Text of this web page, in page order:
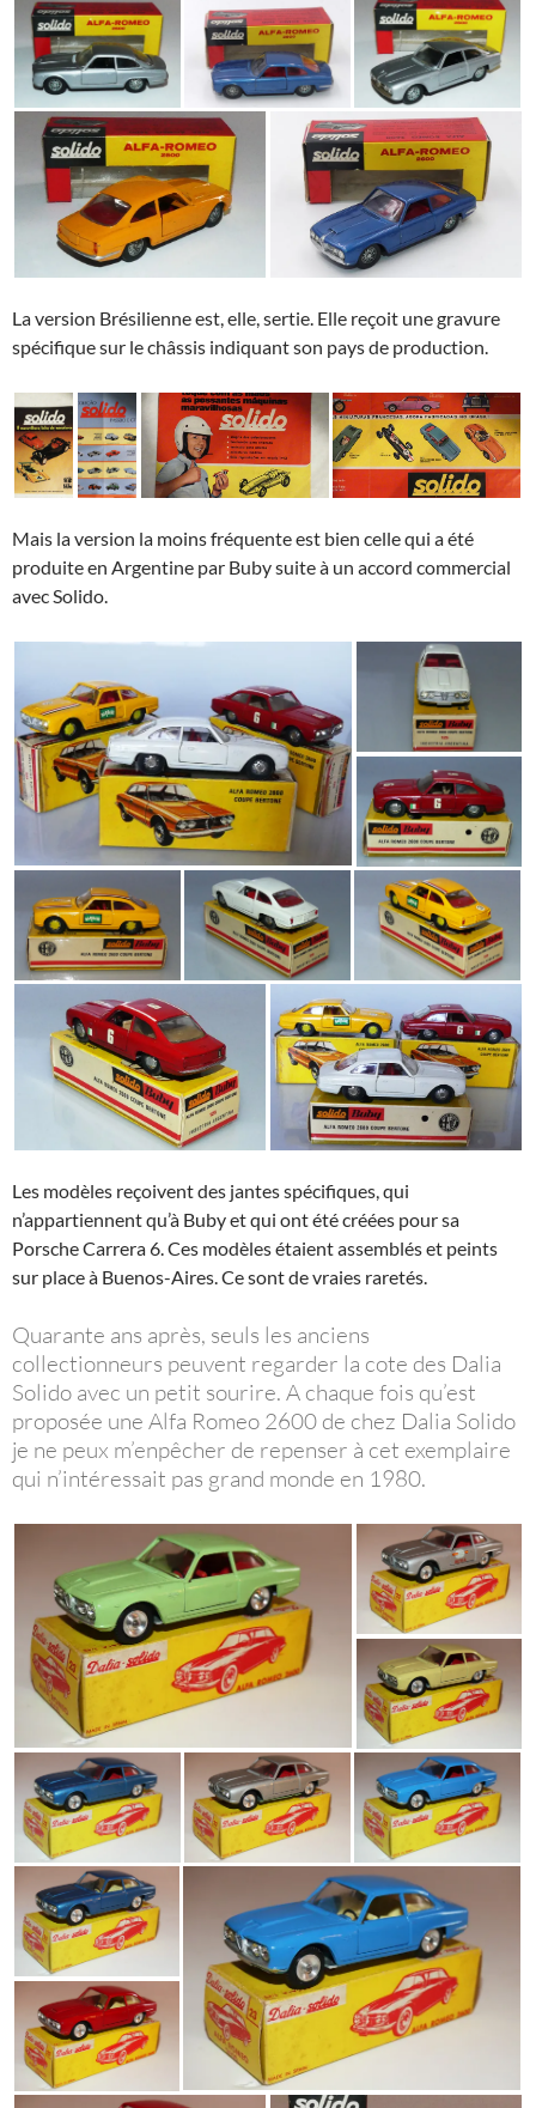
La version Brésilienne est, elle, sertie. Elle reçoit une gravure
spécifique sur le châssis indiquant son pays de production.
Mais la version la moins fréquente est bien celle qui a été
produite en Argentine par Buby suite à un accord commercial
avec Solido.
Les modèles reçoivent des jantes spécifiques, qui
n’appartiennent qu’à Buby et qui ont été créées pour sa
Porsche Carrera 6. Ces modèles étaient assemblés et peints
sur place à Buenos-Aires. Ce sont de vraies raretés.
Quarante ans après, seuls les anciens
collectionneurs peuvent regarder la cote des Dalia
Solido avec un petit sourire. A chaque fois qu’est
proposée une Alfa Romeo 2600 de chez Dalia Solido
je ne peux m’enpêcher de repenser à cet exemplaire
qui n’intéressait pas grand monde en 1980.